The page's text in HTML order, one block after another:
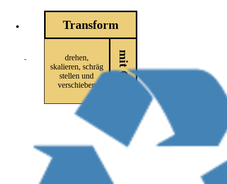
Transform
mit CSS
drehen,
skalieren, schräg
stellen und
verschieben